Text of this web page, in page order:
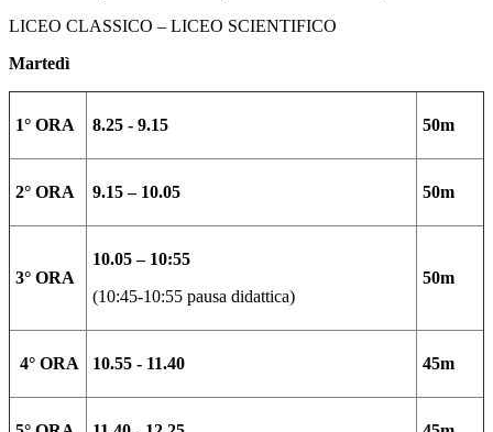
LICEO CLASSICO – LICEO SCIENTIFICO
Martedì
1° ORA 8.25 - 9.15 50m
2° ORA 9.15 – 10.05 50m
3° ORA
10.05 – 10:55
(10:45-10:55 pausa didattica)
50m
4° ORA 10.55 - 11.40 45m